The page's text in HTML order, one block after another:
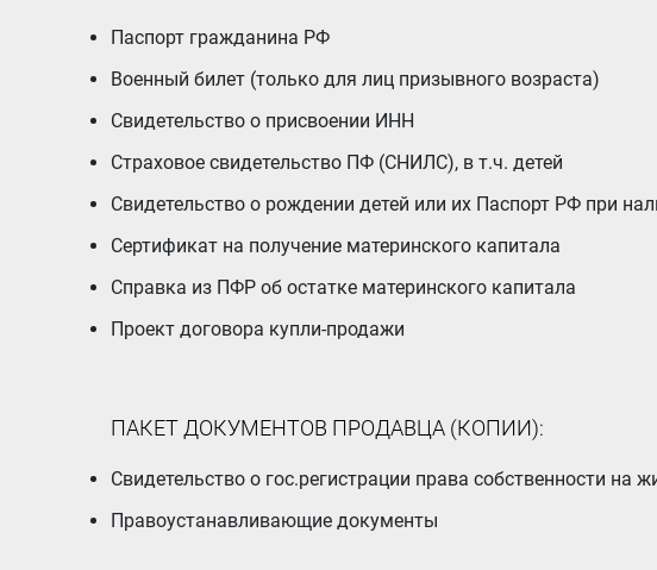
Паспорт гражданина РФ
Военный билет (только для лиц призывного возраста)
Свидетельство о присвоении ИНН
Страховое свидетельство ПФ (СНИЛС), в т.ч. детей
Свидетельство о рождении детей или их Паспорт РФ при
Сертификат на получение материнского капитала
Справка из ПФР об остатке материнского капитала
Проект договора купли-продажи
ПАКЕТ ДОКУМЕНТОВ ПРОДАВЦА (КОПИИ):
Свидетельство о гос.регистрации права собственности на
Правоустанавливающие документы